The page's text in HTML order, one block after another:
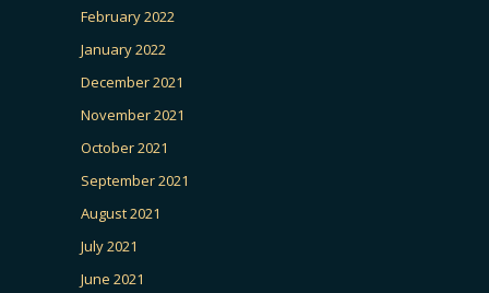
February 2022
January 2022
December 2021
November 2021
October 2021
September 2021
August 2021
July 2021
June 2021